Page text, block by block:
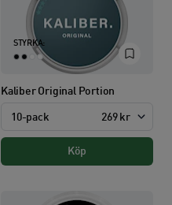
STYRKA:
Kaliber Original Portion
10-pack 269 kr
Köp